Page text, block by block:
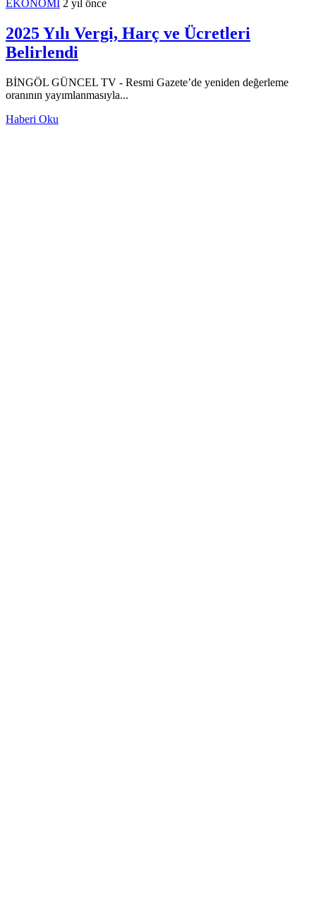
EKONOMİ 2 yıl önce
2025 Yılı Vergi, Harç ve Ücretleri
Belirlendi
BİNGÖL GÜNCEL TV - Resmi Gazete’de yeniden değerleme
oranının yayımlanmasıyla...
Haberi Oku